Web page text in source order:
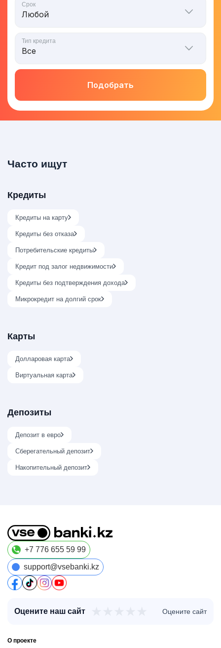
Срок
Тип кредита
Подобрать
Часто ищут
Кредиты
Кредиты на карту
Кредиты без отказа
Потребительские кредиты
Кредит под залог недвижимости
Кредиты без подтверждения дохода
Микрокредит на долгий срок
Карты
Долларовая карта
Виртуальная карта
Депозиты
Депозит в евро
Сберегательный депозит
Накопительный депозит
+7 776 655 59 99
support@vsebanki.kz
Оцените наш сайт Оцените сайт
О проекте